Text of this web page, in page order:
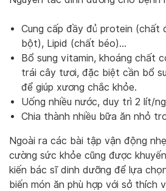
Cung cấp đầy đủ protein (chất
bột), Lipid (chất béo)…
Bổ sung vitamin, khoáng chất
trái cây tươi, đặc biệt cần bổ
để giúp xương chắc khỏe.
Uống nhiều nước, duy trì 2 lít/
Chia thành nhiều bữa ăn nhỏ
Ngoài ra các bài tập vận động
cường sức khỏe cũng được
kiến bác sĩ dinh dưỡng để lựa
biến món ăn phù hợp với sở thích